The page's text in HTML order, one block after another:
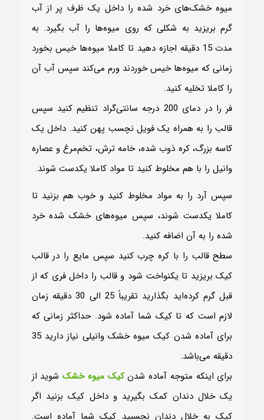
میوه خشک‌های خرد شده را داخل یک ظرف پر از آب
گرم بریزید به شکلی که روی میوه‌ها را آب بگیرد. به
مدت 15 دقیقه اجازه دهید تا کاملا میوه‌ها خیس بخورد
زمانی که میوه‌ها خیس خوردند ورم می‌کند سپس آب آن
را کاملا تخلیه کنید.
فر را در دمای 200 درجه سانتی‌گراد تنظیم کنید سپس
قالب را به همراه یک فویل نچسب پهن کنید. داخل یک
کاسه بزرگ، کره ذوب شده، خامه ترش، تخم‌مرغ و عصاره
وانیل را با هم مخلوط کنید تا مواد کاملا یکدست شوند.
سپس آرد را به مواد مخلوط کنید و خوب هم بزنید تا
کاملا یکدست شوند، سپس میوه‌های خشک‌ شده خرد
شده را به آن اضافه کنید.
سطح قالب را با کره چرب کنید سپس مایع را در قالب
کیک بریزید تا یکنواخت شود و قالب را داخل فری که از
قبل گرم کرده‌اید بگذارید تقریباً 25 الی 30 دقیقه زمان
لازم است که تا کیک شما آماده شود. حداکثر زمانی که
برای آماده شدن کیک میوه خشک وانیلی نیاز دارید 35
دقیقه می‌باشد.
برای اینکه متوجه آماده شدنکیک میوه خشکشوید از
یک خلال دندان کمک بگیرید و داخل کیک بزنید اگر
کیک به خلال دندان نچسبید کیک شما آماده است.